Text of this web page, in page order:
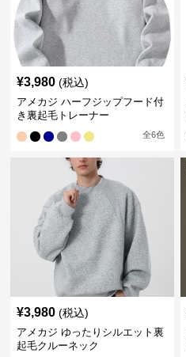
¥3,980 (税込)
アメカジ ハーフジップフード付
き裏起毛トレーナー
全6色
¥3,980 (税込)
アメカジ ゆったりシルエット裏
起毛クルーネック